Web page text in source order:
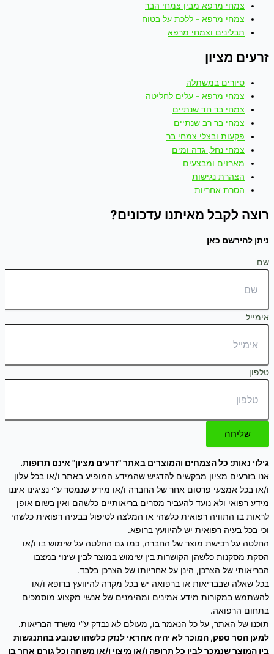
צמחי מרפא מבין צמחי הבר
צמחי מרפא - ללכת על בטוח
תבלינים וצמחי מרפא
זרעים מציון
סיורים במשתלה
צמחי מרפא - עלים לחליטה
צמחי בר חד שנתיים
צמחי בר רב שנתיים
פקעות ובצלי צמחי בר
צמחי נחל, גדה ומים
מארזים ומבצעים
הצהרת נגישות
הסרת אחריות
רוצה לקבל מאיתנו עדכונים?
ניתן להירשם כאן
שם
אימייל
טלפון
שליחה
גילוי נאות: כל הצמחים והמוצרים באתר "זרעים מציון" אינם תרופות.
אנו בזרעים מציון מבקשים להדגיש שהמידע המופיע באתר ו/או בכל עלון
ו/או בכל אמצעי פרסום אחר של החברה ו/או מידע שנמסר ע”י נציגינו איננו
מידע רפואי ולא נועד להעביר מסרים בריאותיים כלשהם ואין בשום אופן
לראות בו התוויה רפואית כלשהי או המלצה לטיפול בבעיה רפואית כלשהי
וכי בכל בעיה רפואית יש להיוועץ ברופא.
החלטה על רכישת מוצר של החברה, כמו גם החלטה על שימוש בו ו/או
הסקת מסקנות כלשהן הקושרות בין שימוש במוצר לבין שינוי במצבו
הבריאותי של הצרכן, הינן על אחריותו של הצרכן בלבד.
בכל שאלה שבבריאות או ברפואה יש בכל מקרה להיוועץ ברופא ו/או
להשתמש במקורות מידע אמינים ומהימנים של אנשי מקצוע מוסמכים
בתחום הרפואה.
תוכנו של האתר, על כל הנאמר בו, מעולם לא נבדק ע”י משרד הבריאות.
למען הסר ספק, המוכר לא יהיה אחראי לנזק כלשהו שנובע בהתנגשות
בין המוצר שנמכר לבין כל תרופה ו/או מיצוי ו/או משחה וכל גורם אחר בו